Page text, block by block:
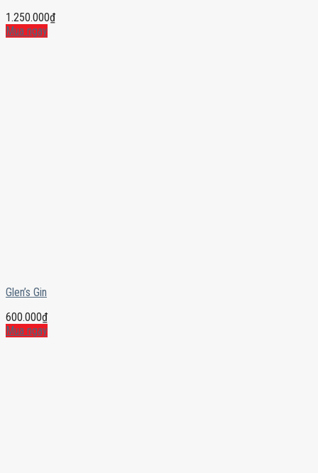
1.250.000₫
Mua ngay
Glen’s Gin
600.000₫
Mua ngay